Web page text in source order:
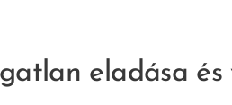
eladása és